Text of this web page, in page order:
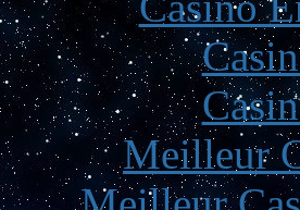
Meilleur